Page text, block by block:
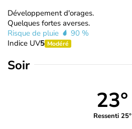
Développement d'orages.
Quelques fortes averses.
Risque de pluie
90 %
Indice UV5 Modéré
Soir
23°
Ressenti 25°